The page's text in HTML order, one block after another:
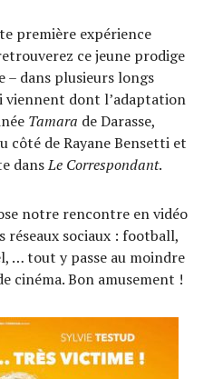
première expérience
ce jeune prodige
– dans plusieurs longs
viennent dont l’adaptation
Tamara de Darasse,
côté de Rayane Bensetti et
dansLe Correspondant.
notre rencontre en vidéo
réseaux sociaux : football,
… tout y passe au moindre
cinéma. Bon amusement !